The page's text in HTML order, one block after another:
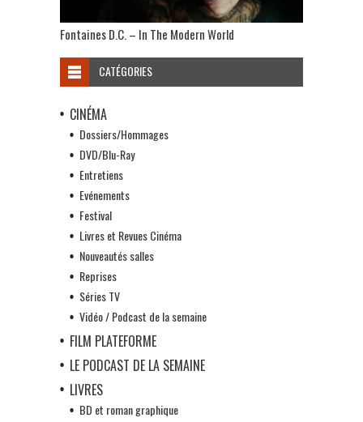
Fontaines D.C. – In The Modern World
CATÉGORIES
CINÉMA
Dossiers/Hommages
DVD/Blu-Ray
Entretiens
Evénements
Festival
Livres et Revues Cinéma
Nouveautés salles
Reprises
Séries TV
Vidéo / Podcast de la semaine
FILM PLATEFORME
LE PODCAST DE LA SEMAINE
LIVRES
BD et roman graphique